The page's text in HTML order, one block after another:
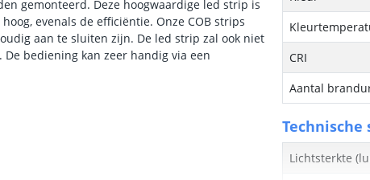
gemonteerd. Deze hoogwaardige led strip is
evenals de efficiëntie. Onze COB strips
aan te sluiten zijn. De led strip zal ook niet
bediening kan zeer handig via een
CRI
Aantal
Technische
Lichtsterkte